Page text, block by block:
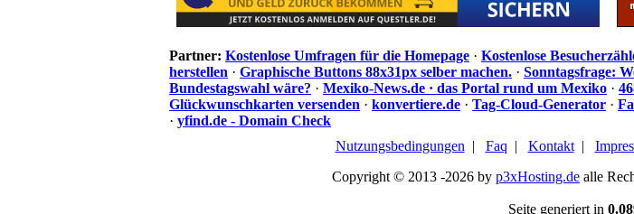
Partner: Kostenlose Umfragen für die Homepage · Kostenlose
herstellen · Graphische Buttons 88x31px selber machen. · Sonntagsfrage:
Bundestagswahl wäre? · Mexiko-News.de · das Portal rund um Mexiko ·
Glückwunschkarten versenden · konvertiere.de · Tag-Cloud-Generator ·
· yfind.de - Domain Check
Nutzungsbedingungen | Faq | Kontakt|
Copyright © 2013 -2026 by p3xHosting.de alle
Seite generiert in